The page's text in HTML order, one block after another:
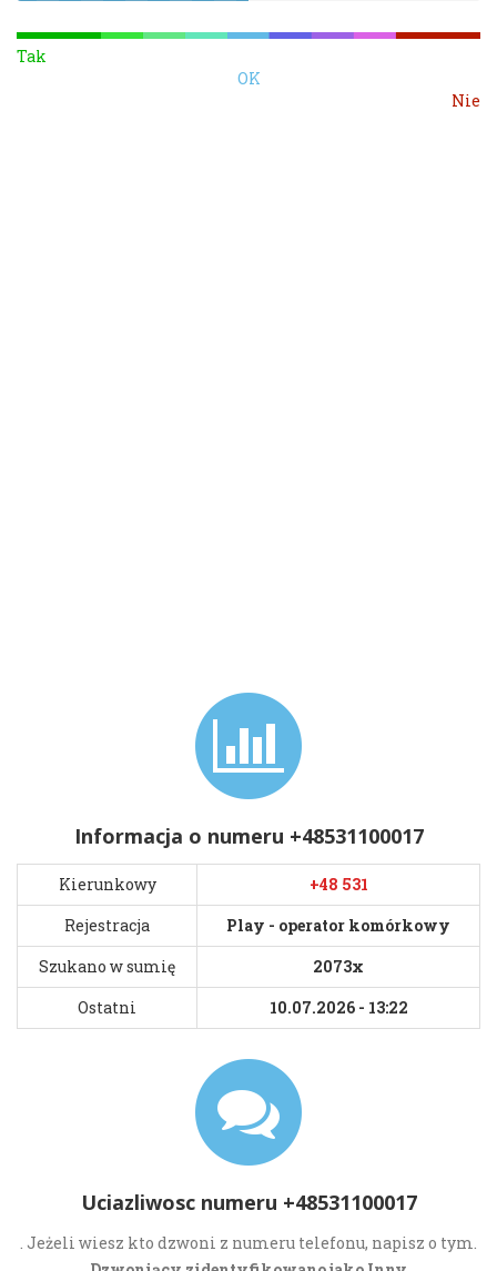
Tak
OK
Nie
Informacja o numeru +48531100017
Kierunkowy
+48 531
Rejestracja
Play - operator komórkowy
Szukano w sumię
2073x
Ostatni
10.07.2026 - 13:22
Uciazliwosc numeru +48531100017
. Jeżeli wiesz kto dzwoni z numeru telefonu, napisz o tym.